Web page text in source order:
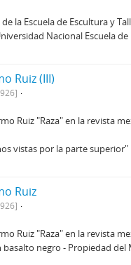
la Escuela de Escultura y
Nacional Escuela
Ruiz (III)
Ruiz "Raza" en la revista
vistas por la parte superior"
Ruiz
Ruiz "Raza" en la revista
basalto negro - Propiedad